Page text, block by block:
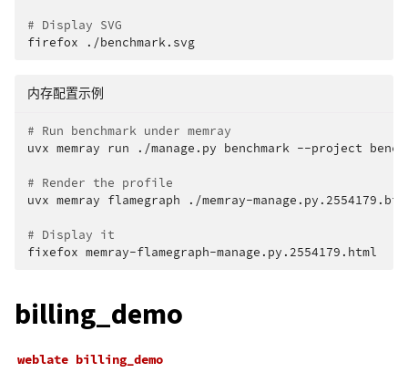
# Display SVG
firefox
内存配置示例
# Run benchmark under memray
uvx memray run ./manage.py benchmark --project
# Render the profile
uvx memray flamegraph ./memray-manage.py.2554179.bin
# Display it
fixefox
billing_demo
weblate billing_demo